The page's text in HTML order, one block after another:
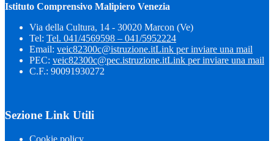
Istituto Comprensivo Malipiero Venezia
Via della Cultura, 14 - 30020 Marcon (Ve)
Tel: Tel. 041/4569598 – 041/5952224
Email: veic82300c@istruzione.itLink per inviare una mail
PEC: veic82300c@pec.istruzione.itLink per inviare una mail
C.F.: 90091930272
Sezione Link Utili
Cookie policy